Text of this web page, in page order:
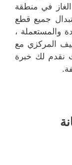
في منطقة
جميع قطع
والمستعملة ،
المركزي مع
نقدم لك خبرة